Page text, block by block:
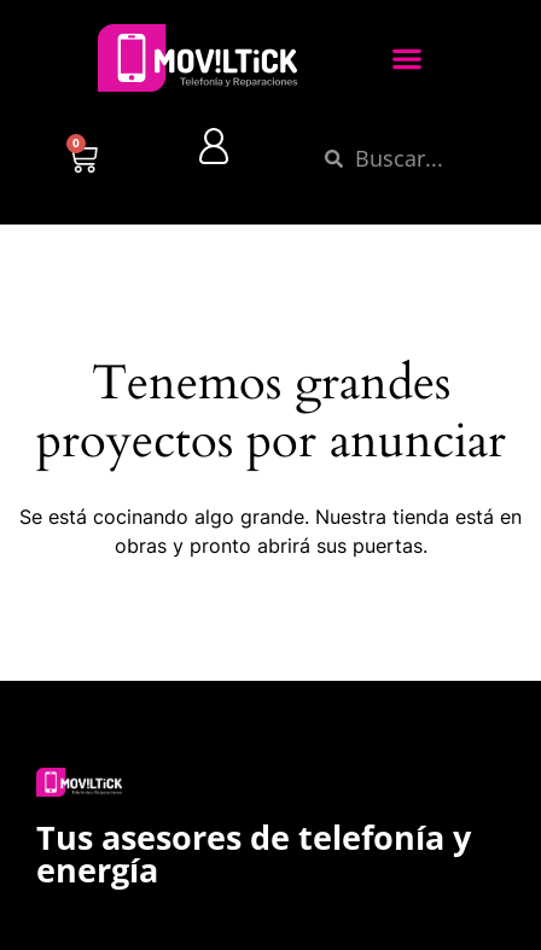
0
Tenemos grandes
proyectos por anunciar
Se está cocinando algo grande. Nuestra tienda está en
obras y pronto abrirá sus puertas.
Tus asesores de telefonía y
energía